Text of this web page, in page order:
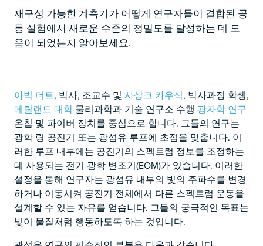
재구성 가능한 계측기가 어떻게 연구자들이 결합된 공
동 실험에서 새로운 수준의 정밀도를 달성하는 데 도
움이 되었는지 알아보세요.
아빅 더트, 박사, 조교수 및 사샹크 카우식, 박사과정 학생,
메릴랜드 대학 물리과학과 기술 연구소 수행 광자학 연구
온칩 및 파이버 장치를 중심으로 합니다. 그들의 연구는
광학 링 공진기 또는 광섬유 루프에 초점을 맞춥니다. 이
러한 루프 내부에는 공진기의 스펙트럼 정보를 조정하는
데 사용되는 전기 광학 변조기(EOM)가 있습니다. 이러한
설정을 통해 연구자는 광섬유 내부의 빛의 주파수를 변경
하거나 이동시켜 공진기 전체에서 다른 스펙트럼 운동을
설계할 수 있는 자유를 얻습니다. 그들의 궁극적인 목표는
빛이 물질처럼 행동하도록 하는 것입니다.